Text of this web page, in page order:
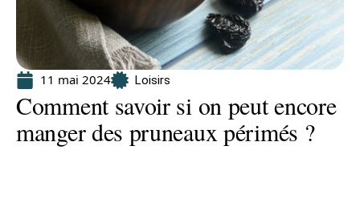
11 mai 2024 Loisirs
Comment savoir si on peut encore
manger des pruneaux périmés ?